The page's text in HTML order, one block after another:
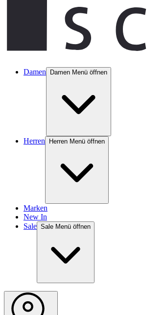
Damen Damen Menü öffnen
Herren Herren Menü öffnen
Marken
New In
Sale Sale Menü öffnen